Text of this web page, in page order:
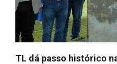
TL dá passo histórico